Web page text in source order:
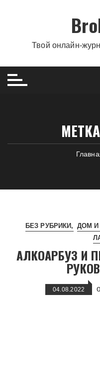
Твой онлайн-
БЕЗ РУБРИКИ ДОМ
АЛКОАРБУЗ И
04.08.2022